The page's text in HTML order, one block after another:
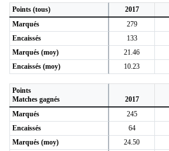
Points (tous) 2017
Marqués
279
Encaissés
133
Marqués (moy)
21.46
Encaissés (moy)
10.23
Points
Matches gagnés
2017
Marqués
245
Encaissés
64
Marqués (moy)
24.50